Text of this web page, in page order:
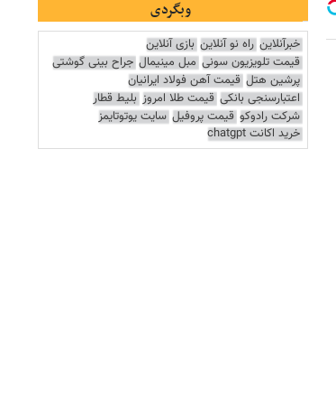
وبگردی
خبرآنلاین راه نو آنلاین بازی آنلاین
قیمت تلویزیون سونی مبل مینیمال جراح بینی گوشتی
پرشین هتل قیمت آهن فولاد ایرانیان
اعتبارسنجی بانکی قیمت طلا امروز بلیط قطار
شرکت رادوکو قیمت پروفیل سایت یوتوتایمز
خرید اکانت chatgpt